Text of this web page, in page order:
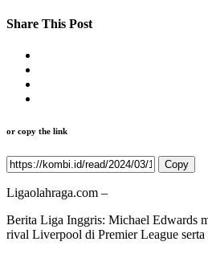
Share This Post
or copy the link
Copy
Ligaolahraga.com –
Berita Liga Inggris: Michael Edwards
rival Liverpool di Premier League